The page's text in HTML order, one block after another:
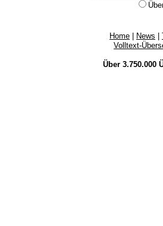
Home News
Volltext-
Über 3.750.000